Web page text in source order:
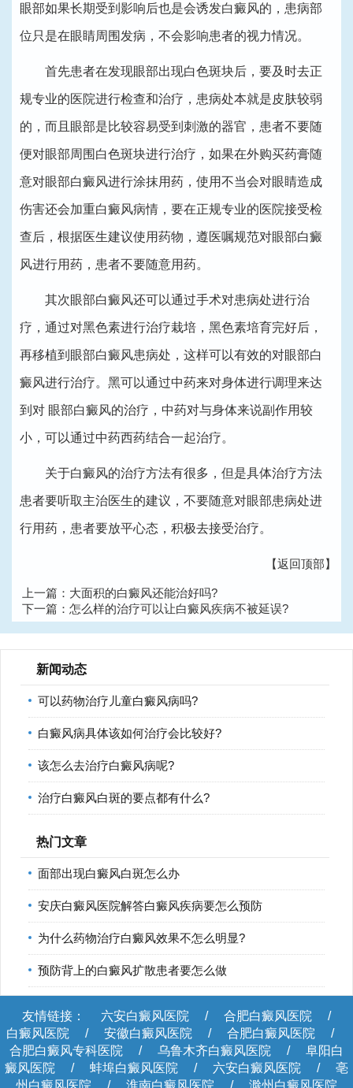
眼部如果长期受到影响后也是会诱发白癜风的，患病部
位只是在眼睛周围发病，不会影响患者的视力情况。
首先患者在发现眼部出现白色斑块后，要及时去正
规专业的医院进行检查和治疗，患病处本就是皮肤较弱
的，而且眼部是比较容易受到刺激的器官，患者不要随
便对眼部周围白色斑块进行治疗，如果在外购买药膏随
意对眼部白癜风进行涂抹用药，使用不当会对眼睛造成
伤害还会加重白癜风病情，要在正规专业的医院接受检
查后，根据医生建议使用药物，遵医嘱规范对眼部白癜
风进行用药，患者不要随意用药。
其次眼部白癜风还可以通过手术对患病处进行治
疗，通过对黑色素进行治疗栽培，黑色素培育完好后，
再移植到眼部白癜风患病处，这样可以有效的对眼部白
癜风进行治疗。黑可以通过中药来对身体进行调理来达
到对 眼部白癜风的治疗，中药对与身体来说副作用较
小，可以通过中药西药结合一起治疗。
关于白癜风的治疗方法有很多，但是具体治疗方法
患者要听取主治医生的建议，不要随意对眼部患病处进
行用药，患者要放平心态，积极去接受治疗。
【返回顶部】
上一篇： 大面积的白癜风还能治好吗?
下一篇： 怎么样的治疗可以让白癜风疾病不被延误?
新闻动态
可以药物治疗儿童白癜风病吗?
白癜风病具体该如何治疗会比较好?
该怎么去治疗白癜风病呢?
治疗白癜风白斑的要点都有什么?
热门文章
面部出现白癜风白斑怎么办
安庆白癜风医院解答白癜风疾病要怎么预防
为什么药物治疗白癜风效果不怎么明显?
预防背上的白癜风扩散患者要怎么做
友情链接： 六安白癜风医院 / 合肥白癜风医院
/
白癜风医院
/ 安徽白癜风医院 / 合肥白癜风医院
/
合肥白癜风专科医院
/ 乌鲁木齐白癜风医院 /
阜阳白
癜风医院
/ 蚌埠白癜风医院 / 六安白癜风医院 /
亳
州白癜风医院
/ 淮南白癜风医院 / 滁州白癜风医院